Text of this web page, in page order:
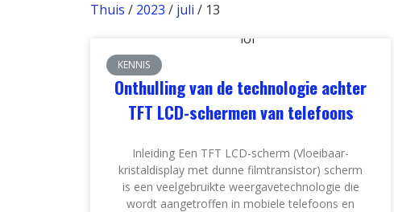
Thuis / 2023 / juli / 13
KENNIS
Onthulling van de technologie achter
TFT LCD-schermen van telefoons
Inleiding Een TFT LCD-scherm (Vloeibaar-
kristaldisplay met dunne filmtransistor) scherm
is een veelgebruikte weergavetechnologie die
wordt aangetroffen in mobiele telefoons en